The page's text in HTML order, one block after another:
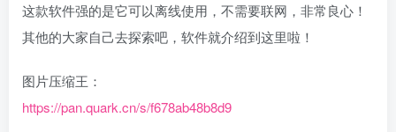
​这款软件强的是它可以离线使用，不需要联网，非常良心！
其他的大家自己去探索吧，软件就介绍到这里啦！
图片压缩王：
https://pan.quark.cn/s/f678ab48b8d9